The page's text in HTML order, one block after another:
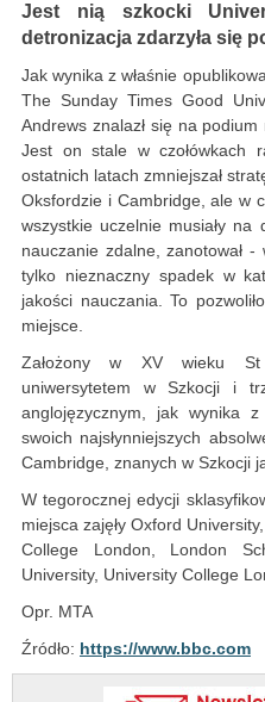
Jest nią szkocki
detronizacja zdarzyła się
Jak wynika z właśnie
The Sunday Times Good
Andrews znalazł się na
Jest on stale w czołówkach
ostatnich latach zmniejszał
Oksfordzie i Cambridge, ale w
wszystkie uczelnie musiały na
nauczanie zdalne, zanotował
tylko nieznaczny spadek w
jakości nauczania. To
miejsce.
Założony w XV wieku St
uniwersytetem w Szkocji i
anglojęzycznym, jak wynika
swoich najsłynniejszych
Cambridge, znanych w Szkocji
W tegorocznej edycji
miejsca zajęły Oxford
College London, London
University, University College
Opr. MTA
Źródło: https://www.bbc.com